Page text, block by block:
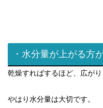
・水分量が上がる方
乾燥すればするほど、広が
やはり水分量は大切です。